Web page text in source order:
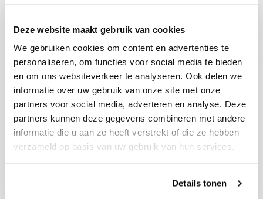
Deze website maakt gebruik van cookies
We gebruiken cookies om content en advertenties te
personaliseren, om functies voor social media te bieden
en om ons websiteverkeer te analyseren. Ook delen we
informatie over uw gebruik van onze site met onze
partners voor social media, adverteren en analyse. Deze
partners kunnen deze gegevens combineren met andere
informatie die u aan ze heeft verstrekt of die ze hebben
verzameld op basis van uw gebruik van hun services.
Details tonen
Blijf op de hoogte
Ontvang het laatste wijnnieuws, proeverijen en
evenementen
E-mailadres
Aanmelden